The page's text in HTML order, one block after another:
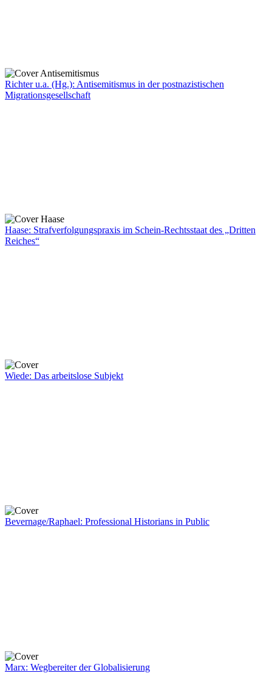
Richter u.a. (Hg.): Antisemitismus in der postnazistischen
Migrationsgesellschaft
Haase: Strafverfolgungspraxis im Schein-Rechtsstaat des „Dritten
Reiches“
Wiede: Das arbeitslose Subjekt
Bevernage/Raphael: Professional Historians in Public
Marx: Wegbereiter der Globalisierung